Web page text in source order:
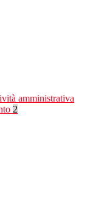
amministrativa
2